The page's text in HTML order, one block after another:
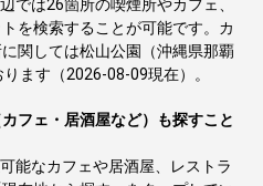
では26箇所の喫煙所やカフェ、
を検索することが可能です。カ
関しては松山公園（沖縄県那覇
ます（2026-08-09現在）。
フェ・居酒屋など）も探すこと
能なカフェや居酒屋、レストラ